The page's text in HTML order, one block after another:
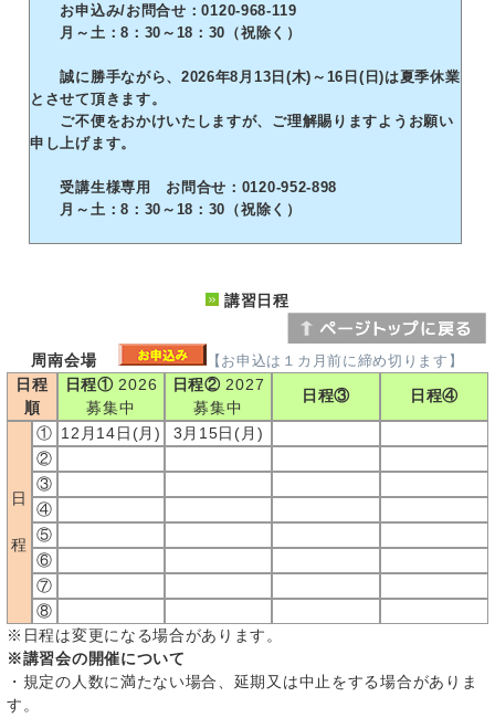
お申込み/お問合せ：0120-968-119
月～土：8：30～18：30（祝除く）
誠に勝手ながら、2026年8月13日(木)～16日(日)は夏季休業
とさせて頂きます。
ご不便をおかけいたしますが、ご理解賜りますようお願い
申し上げます。
受講生様専用 お問合せ：0120-952-898
月～土：8：30～18：30（祝除く）
講習日程
周南会場 【お申込は１カ月前に締め切ります】
日程
順
日程①2026
募集中
日程②2027
募集中
日程③ 日程④
日
程
① 12月14日(月)
3月15日(月)
②
③
④
⑤
⑥
⑦
⑧
※日程は変更になる場合があります。
※講習会の開催について
・規定の人数に満たない場合、延期又は中止をする場合がありま
す。